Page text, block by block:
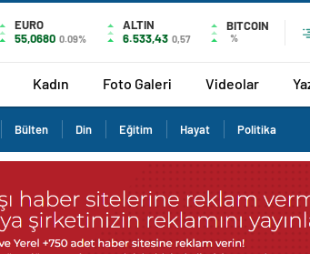
EURO
55,0680 0.09%
ALTIN
6.533,43 0,57
BITCOIN
%
Kadın Foto Galeri Videolar
Bülten Din Eğitim Hayat Politika